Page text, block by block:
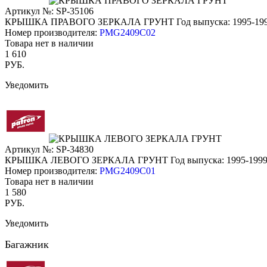
Артикул №: SP-35106
КРЫШКА ПРАВОГО ЗЕРКАЛА ГРУНТ Год выпуска: 1995-
Номер производителя: PMG2409C02
Товара нет в наличии
1 610
РУБ.
Уведомить
Артикул №: SP-34830
КРЫШКА ЛЕВОГО ЗЕРКАЛА ГРУНТ Год выпуска: 1995-1999
Номер производителя: PMG2409C01
Товара нет в наличии
1 580
РУБ.
Уведомить
Багажник